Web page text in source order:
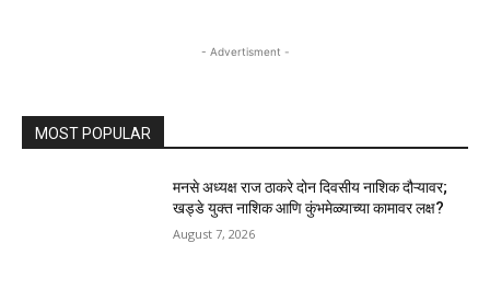
- Advertisment -
MOST POPULAR
मनसे अध्यक्ष राज ठाकरे दोन दिवसीय नाशिक दौऱ्यावर;
खड्डे युक्त नाशिक आणि कुंभमेळ्याच्या कामावर लक्ष?
August 7, 2026